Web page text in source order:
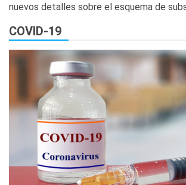
nuevos detalles sobre el esquema de
COVID-19